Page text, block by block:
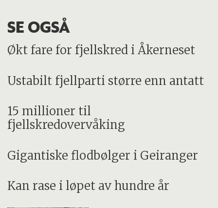
SE OGSÅ
Økt fare for fjellskred i Åkerneset
Ustabilt fjellparti større enn antatt
15 millioner til
fjellskredovervåking
Gigantiske flodbølger i Geiranger
Kan rase i løpet av hundre år